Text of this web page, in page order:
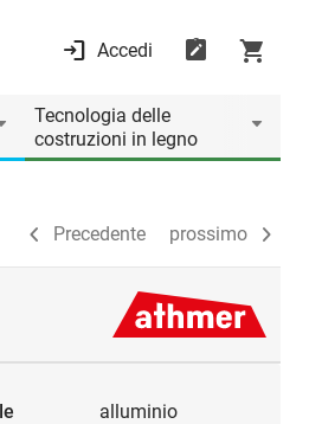
Accedi
Tecnologia delle
costruzioni in legno
Precedente prossimo
Precedente prossimo
alluminio